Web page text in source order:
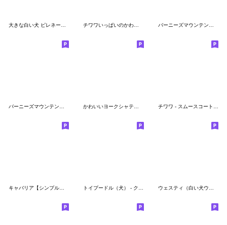
キャバリア【シンプル使いやすい】絵文字 トイプードル（犬） - クリーム - 表情 1/2 ウェスティ（白い犬ウエスティ）